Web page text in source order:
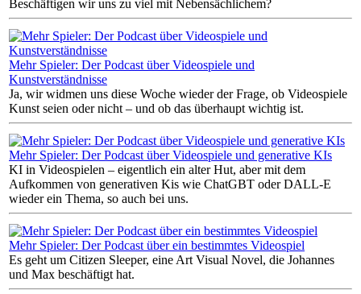
Beschäftigen wir uns zu viel mit Nebensächlichem?
Mehr Spieler: Der Podcast über Videospiele und
Kunstverständnisse
Ja, wir widmen uns diese Woche wieder der Frage, ob Videospiele
Kunst seien oder nicht – und ob das überhaupt wichtig ist.
Mehr Spieler: Der Podcast über Videospiele und generative KIs
KI in Videospielen – eigentlich ein alter Hut, aber mit dem
Aufkommen von generativen Kis wie ChatGBT oder DALL-E
wieder ein Thema, so auch bei uns.
Mehr Spieler: Der Podcast über ein bestimmtes Videospiel
Es geht um Citizen Sleeper, eine Art Visual Novel, die Johannes
und Max beschäftigt hat.